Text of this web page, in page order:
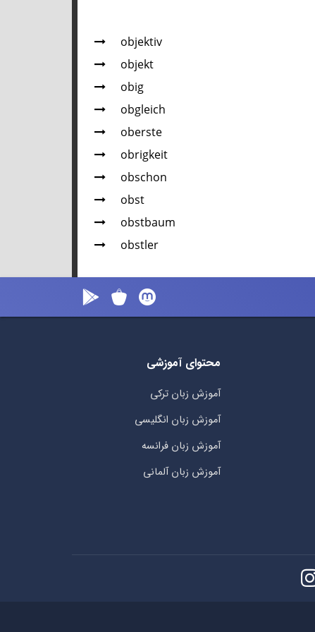
objektiv
objekt
obig
obgleich
oberste
obrigkeit
obschon
obst
obstbaum
obstler
محتوای آموزشی
آموزش زبان ترکی
آموزش زبان انگلیسی
آموزش زبان فرانسه
آموزش زبان آلمانی